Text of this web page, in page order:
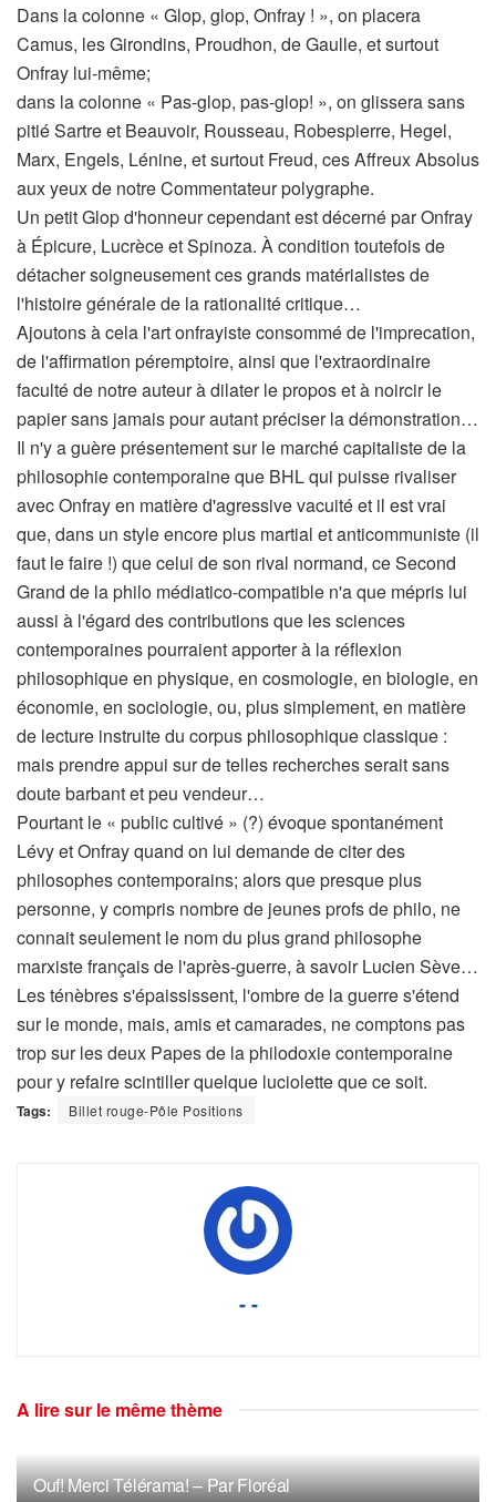
Dans la colonne « Glop, glop, Onfray ! », on placera
Camus, les Girondins, Proudhon, de Gaulle, et surtout
Onfray lui-même;
dans la colonne « Pas-glop, pas-glop! », on glissera sans
pitié Sartre et Beauvoir, Rousseau, Robespierre, Hegel,
Marx, Engels, Lénine, et surtout Freud, ces Affreux Absolus
aux yeux de notre Commentateur polygraphe.
Un petit Glop d'honneur cependant est décerné par Onfray
à Épicure, Lucrèce et Spinoza. À condition toutefois de
détacher soigneusement ces grands matérialistes de
l'histoire générale de la rationalité critique…
Ajoutons à cela l'art onfrayiste consommé de l'imprecation,
de l'affirmation péremptoire, ainsi que l'extraordinaire
faculté de notre auteur à dilater le propos et à noircir le
papier sans jamais pour autant préciser la démonstration…
Il n'y a guère présentement sur le marché capitaliste de la
philosophie contemporaine que BHL qui puisse rivaliser
avec Onfray en matière d'agressive vacuité et il est vrai
que, dans un style encore plus martial et anticommuniste (il
faut le faire !) que celui de son rival normand, ce Second
Grand de la philo médiatico-compatible n'a que mépris lui
aussi à l'égard des contributions que les sciences
contemporaines pourraient apporter à la réflexion
philosophique en physique, en cosmologie, en biologie, en
économie, en sociologie, ou, plus simplement, en matière
de lecture instruite du corpus philosophique classique :
mais prendre appui sur de telles recherches serait sans
doute barbant et peu vendeur…
Pourtant le « public cultivé » (?) évoque spontanément
Lévy et Onfray quand on lui demande de citer des
philosophes contemporains; alors que presque plus
personne, y compris nombre de jeunes profs de philo, ne
connait seulement le nom du plus grand philosophe
marxiste français de l'après-guerre, à savoir Lucien Sève…
Les ténèbres s'épaississent, l'ombre de la guerre s'étend
sur le monde, mais, amis et camarades, ne comptons pas
trop sur les deux Papes de la philodoxie contemporaine
pour y refaire scintiller quelque luciolette que ce soit.
Tags: Billet rouge-Pôle Positions
- -
A lire sur le même thème
Ouf! Merci Télérama! – Par Floréal